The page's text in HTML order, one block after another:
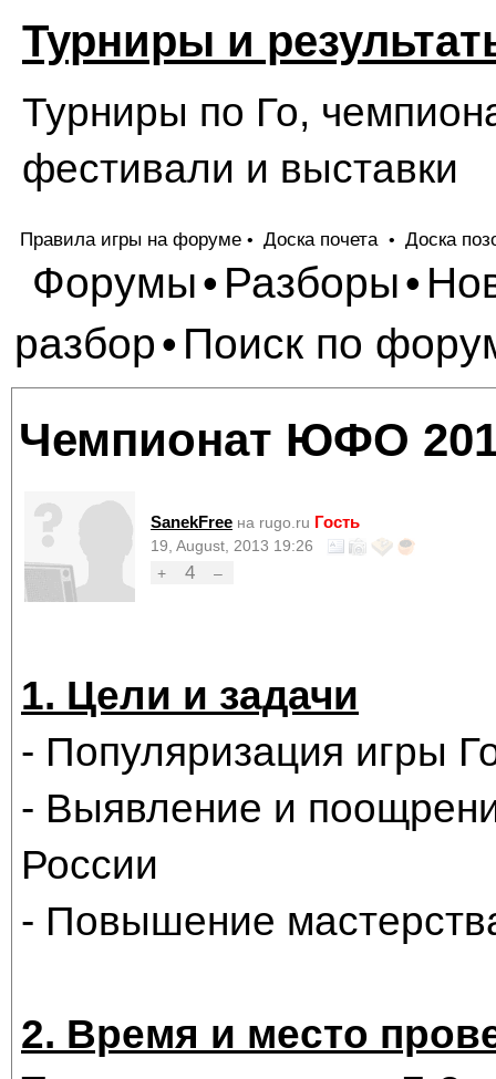
Турниры и
Турниры по Го,
фестивали и выставки
Правила игры на форуме • Доска почета • Доска
Форумы• Разборы•
разбор• Поиск по
Чемпионат ЮФО
SanekFree на rugo.ru Гость
19, August, 2013 19:26
+
4 –
1. Цели и задачи
- Популяризация игры
- Выявление и
России
- Повышение
2. Время и место